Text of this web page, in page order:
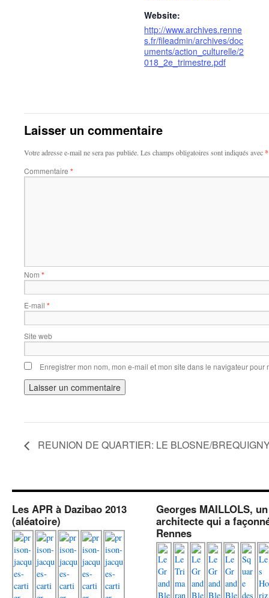
Website:
http://www.archives.renne
s.fr/fileadmin/archives/doc
uments/action_culturelle/2
018_2e_trimestre.pdf
Laisser un commentaire
Votre adresse e-mail ne sera pas publiée. Les champs obligatoires sont indiqués avec*
Commentaire *
Nom *
E-mail *
Site web
Enregistrer mon nom, mon e-mail et mon site dans le navigateur pour
REUNION DE QUARTIER: LE BLOSNE/
Les APR à Dazibao 2013
(aléatoire)
Georges MAILLOLS, un
architecte qui a
Rennes